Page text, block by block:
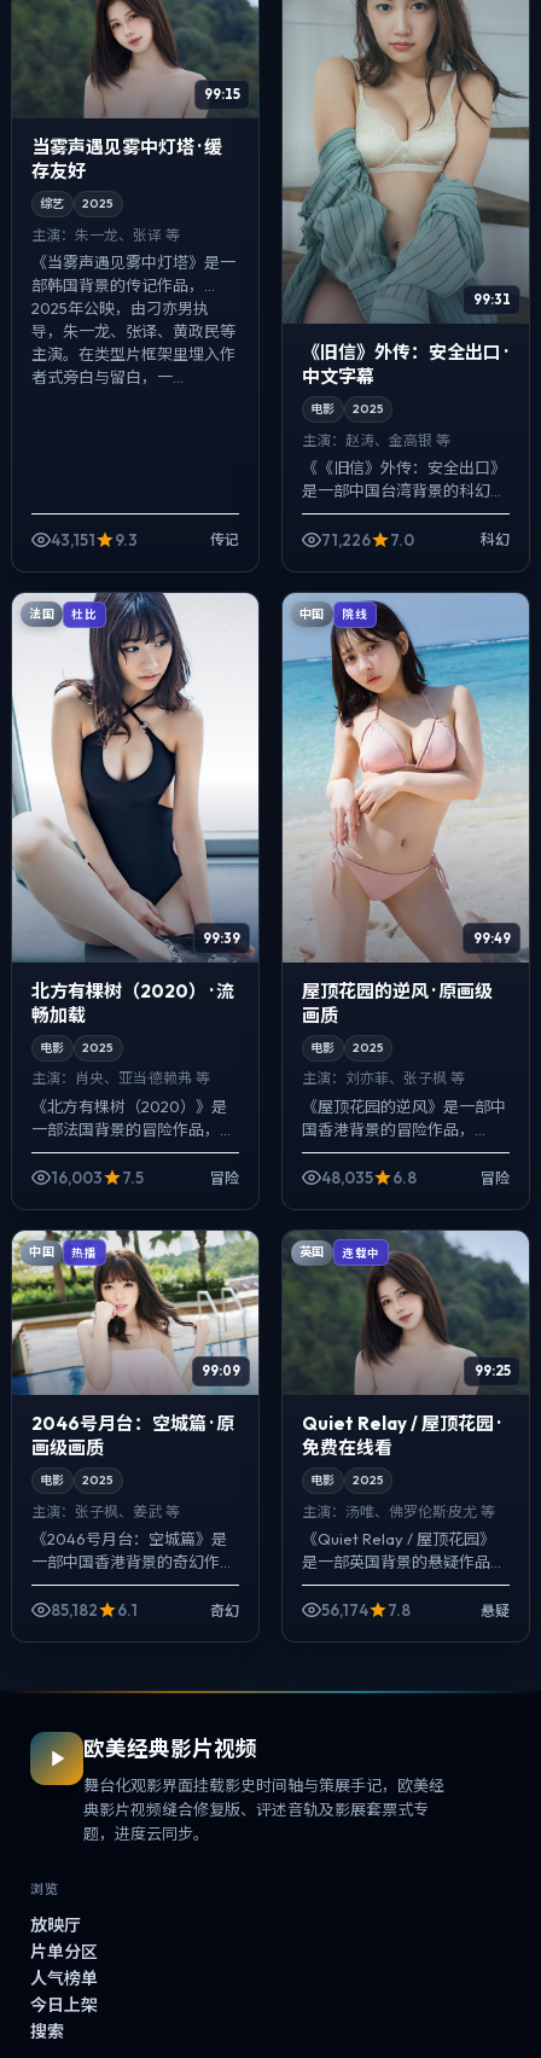
99:15
当雾声遇见雾中灯塔 · 缓
存友好
综艺 2025
主演： 朱一龙、张译 等
《当雾声遇见雾中灯塔》是一
部韩国背景的传记作品，
2025年公映，由刁亦男执
导，朱一龙、张译、黄政民等
主演。在类型片框架里埋入作
者式旁白与留白，一...
43,151 9.3 传记
99:31
《旧信》外传：安全出口 ·
中文字幕
电影 2025
主演： 赵涛、金高银 等
《《旧信》外传：安全出口》
是一部中国台湾背景的科幻作
品，2025年公映，由陈凯歌
执导，赵涛、金高银、沈腾等
71,226 7.0 科幻
法国 杜比
99:39
北方有棵树（2020） · 流
畅加载
电影 2025
主演： 肖央、亚当·德赖弗 等
《北方有棵树（2020）》是
一部法国背景的冒险作品，
2025年公映，由文牧野执
导，肖央、亚当·德赖弗、刘亦
16,003 7.5 冒险
中国 院线
99:49
屋顶花园的逆风 · 原画级
画质
电影 2025
主演： 刘亦菲、张子枫 等
《屋顶花园的逆风》是一部中
国香港背景的冒险作品，
2025年公映，由宁浩执导，
刘亦菲、张子枫、河正宇等主
48,035 6.8 冒险
中国 热播
99:09
2046号月台：空城篇 · 原
画级画质
电影 2025
主演： 张子枫、姜武 等
《2046号月台：空城篇》是
一部中国香港背景的奇幻作
品，2025年公映，由洪常秀
执导，张子枫、姜武、胡歌等
85,182 6.1 奇幻
英国 连载中
99:25
Quiet Relay / 屋顶花园 ·
免费在线看
电影 2025
主演： 汤唯、佛罗伦斯·皮尤 等
《Quiet Relay / 屋顶花园》
是一部英国背景的悬疑作品，
2025年公映，由文牧野执
导，汤唯、佛罗伦斯·皮尤、金
56,174 7.8 悬疑
欧美经典影片视频
舞台化观影界面挂载影史时间轴与策展手记，欧美经
典影片视频缝合修复版、评述音轨及影展套票式专
题，进度云同步。
浏览
放映厅
片单分区
人气榜单
今日上架
搜索